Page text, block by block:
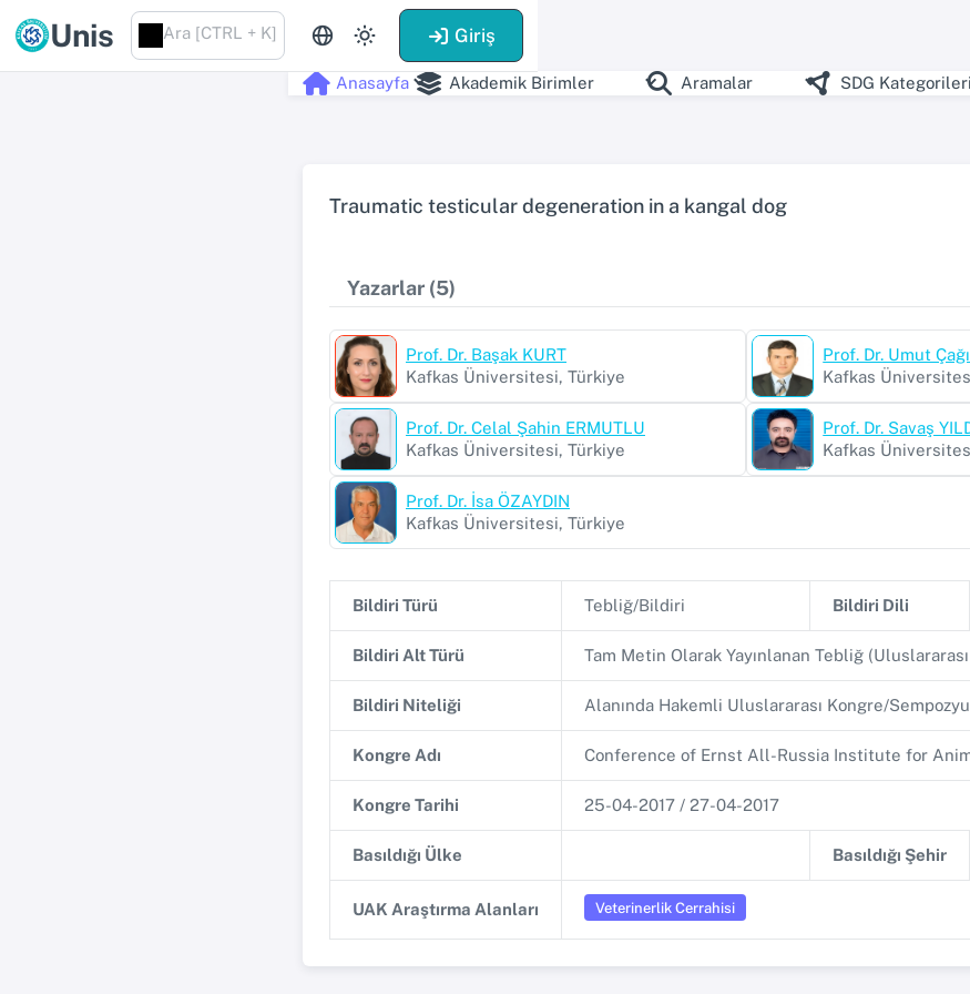
Unis Ara [CTRL + K] Giriş
Anasayfa Akademik Birimler Aramalar SDG Kategorileri
Traumatic testicular degeneration in a kangal dog
Yazarlar (5)
Prof. Dr. Başak KURT
Kafkas Üniversitesi, Türkiye
Prof. Dr. Umut
Kafkas
Prof. Dr. Celal Şahin ERMUTLU
Kafkas Üniversitesi, Türkiye
Prof. Dr. Savaş
Kafkas
Prof. Dr. İsa ÖZAYDIN
Kafkas Üniversitesi, Türkiye
Bildiri Türü Tebliğ/Bildiri Bildiri Dili
Bildiri Alt Türü Tam Metin Olarak Yayınlanan Tebliğ
Bildiri Niteliği Alanında Hakemli Uluslararası Kongre/
Kongre Adı Conference of Ernst All-Russia Institute for
Kongre Tarihi 25-04-2017 / 27-04-2017
Basıldığı Ülke Basıldığı Şehir
UAK Araştırma Alanları Veterinerlik Cerrahisi